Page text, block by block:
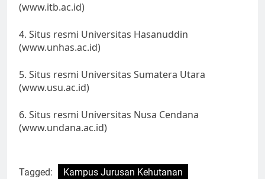
(www.itb.ac.id)
4. Situs resmi Universitas Hasanuddin
(www.unhas.ac.id)
5. Situs resmi Universitas Sumatera Utara
(www.usu.ac.id)
6. Situs resmi Universitas Nusa Cendana
(www.undana.ac.id)
Tagged: Kampus Jurusan Kehutanan